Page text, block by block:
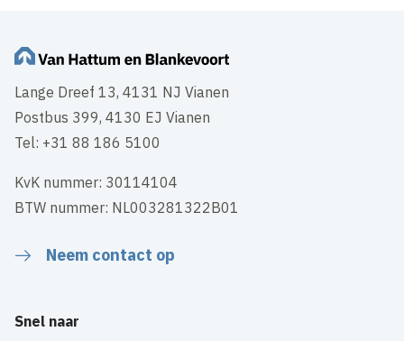
Lange Dreef 13, 4131 NJ Vianen
Postbus 399, 4130 EJ Vianen
Tel: +31 88 186 5100
KvK nummer: 30114104
BTW nummer: NL003281322B01
Neem contact op
Snel naar